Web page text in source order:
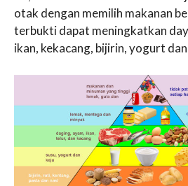
otak dengan memilih makanan
terbukti dapat meningkatkan
ikan, kekacang, bijirin, yogurt